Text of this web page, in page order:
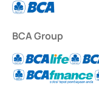
BCA Group